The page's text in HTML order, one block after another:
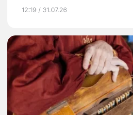
12:19 / 31.07.26